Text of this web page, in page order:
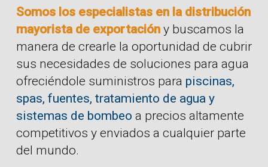
Somos los especialistas en la distribución
mayorista de exportacióny buscamos la
manera de crearle la oportunidad de cubrir
sus necesidades de soluciones para agua
ofreciéndole suministros para piscinas,
spas, fuentes, tratamiento de agua y
sistemas de bombeo a precios altamente
competitivos y enviados a cualquier parte
del mundo.